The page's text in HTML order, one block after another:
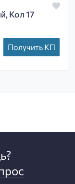
Кол 17
Получить КП